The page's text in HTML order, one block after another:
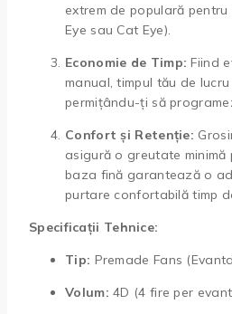
extrem de populară
Eye sau Cat Eye).
Economie de Timp: Fiind
manual, timpul tău de
permițându-ți să
Confort și Retenție:
asigură o greutate
baza fină garantează o
purtare confortabilă timp
Specificații Tehnice:
Tip: Premade Fans
Volum: 4D (4 fire per